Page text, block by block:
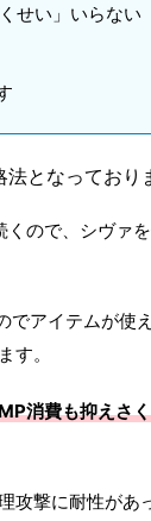
せい」いらない
となっており
くので、シヴァ
でアイテムが使
す。
消費も抑えさ
攻撃に耐性が